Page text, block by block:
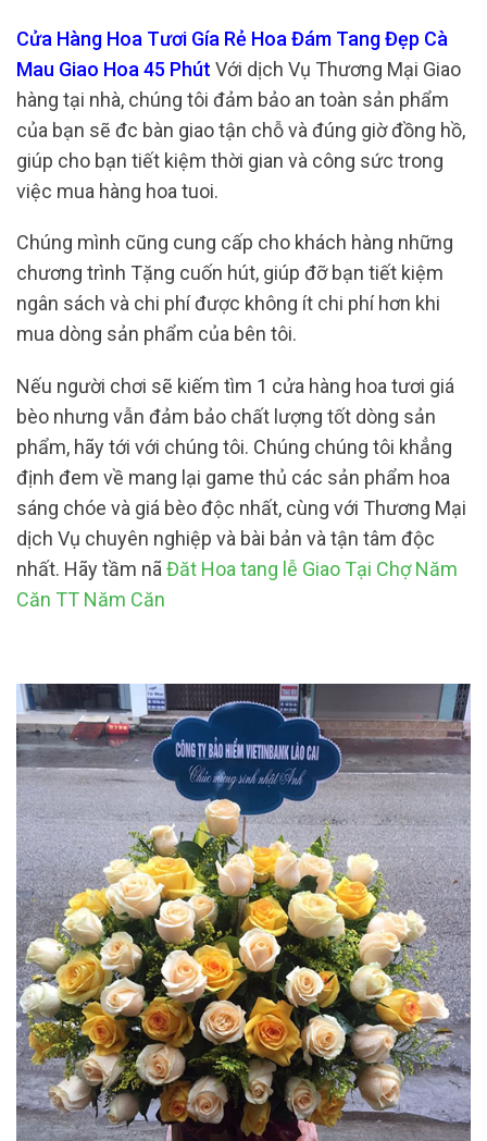
Cửa Hàng Hoa Tươi Gía Rẻ Hoa Đám Tang Đẹp Cà
Mau Giao Hoa 45 Phút Với dịch Vụ Thương Mại Giao
hàng tại nhà, chúng tôi đảm bảo an toàn sản phẩm
của bạn sẽ đc bàn giao tận chỗ và đúng giờ đồng hồ,
giúp cho bạn tiết kiệm thời gian và công sức trong
việc mua hàng hoa tuoi.
Chúng mình cũng cung cấp cho khách hàng những
chương trình Tặng cuốn hút, giúp đỡ bạn tiết kiệm
ngân sách và chi phí được không ít chi phí hơn khi
mua dòng sản phẩm của bên tôi.
Nếu người chơi sẽ kiếm tìm 1 cửa hàng hoa tươi giá
bèo nhưng vẫn đảm bảo chất lượng tốt dòng sản
phẩm, hãy tới với chúng tôi. Chúng chúng tôi khẳng
định đem về mang lại game thủ các sản phẩm hoa
sáng chóe và giá bèo độc nhất, cùng với Thương Mại
dịch Vụ chuyên nghiệp và bài bản và tận tâm độc
nhất. Hãy tầm nã Đăt Hoa tang lễ Giao Tại Chợ Năm
Căn TT Năm Căn